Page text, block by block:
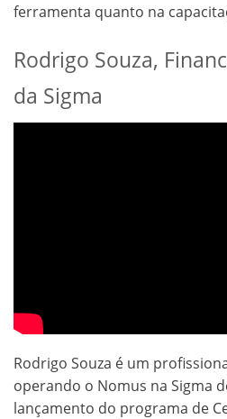
ferramenta quanto na
Rodrigo Souza,
da Sigma
Rodrigo Souza é um
operando o Nomus na Sigma
lançamento do programa de